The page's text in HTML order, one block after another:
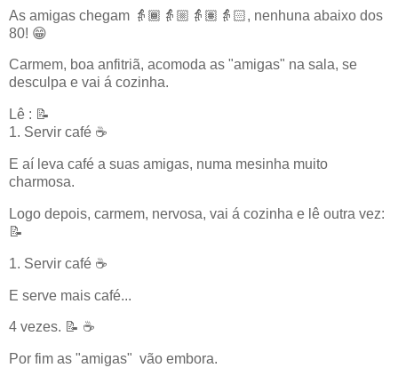
As amigas chegam 👵🏾👵🏼👵🏽👵🏻, nenhuna abaixo dos
80! 😁
Carmem, boa anfitriã, acomoda as "amigas" na sala, se
desculpa e vai á cozinha.
Lê : 📝
1. Servir café ☕
E aí leva café a suas amigas, numa mesinha muito
charmosa.
Logo depois, carmem, nervosa, vai á cozinha e lê outra vez:
📝
1. Servir café ☕
E serve mais café...
4 vezes. 📝 ☕
Por fim as "amigas" vão embora.